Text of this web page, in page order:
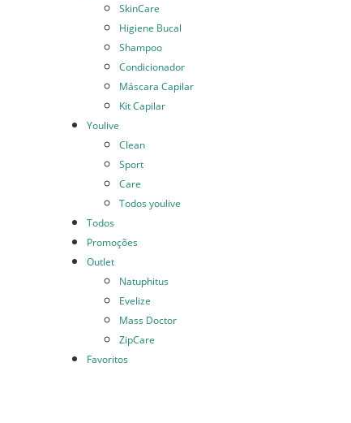
SkinCare
Higiene Bucal
Shampoo
Condicionador
Máscara Capilar
Kit Capilar
Youlive
Clean
Sport
Care
Todos youlive
Todos
Promoções
Outlet
Natuphitus
Evelize
Mass Doctor
ZipCare
Favoritos